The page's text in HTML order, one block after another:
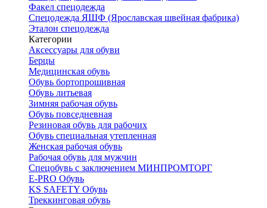
Факел спецодежда
Спецодежда ЯШФ (Ярославская швейная фабрика)
Эталон спецодежда
Категории
Аксессуары для обуви
Берцы
Медицинская обувь
Обувь бортопрошивная
Обувь литьевая
Зимняя рабочая обувь
Обувь повседневная
Резиновая обувь для рабочих
Обувь специальная утепленная
Женская рабочая обувь
Рабочая обувь для мужчин
Спецобувь с заключением МИНПРОМТОРГ
E-PRO Обувь
KS SAFETY Обувь
Треккинговая обувь